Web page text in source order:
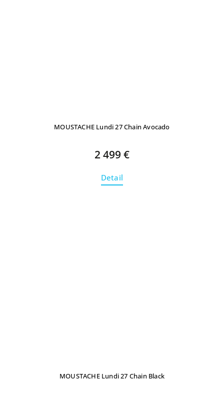
MOUSTACHE Lundi 27 Chain Avocado
2 499 €
Detail
MOUSTACHE Lundi 27 Chain Black